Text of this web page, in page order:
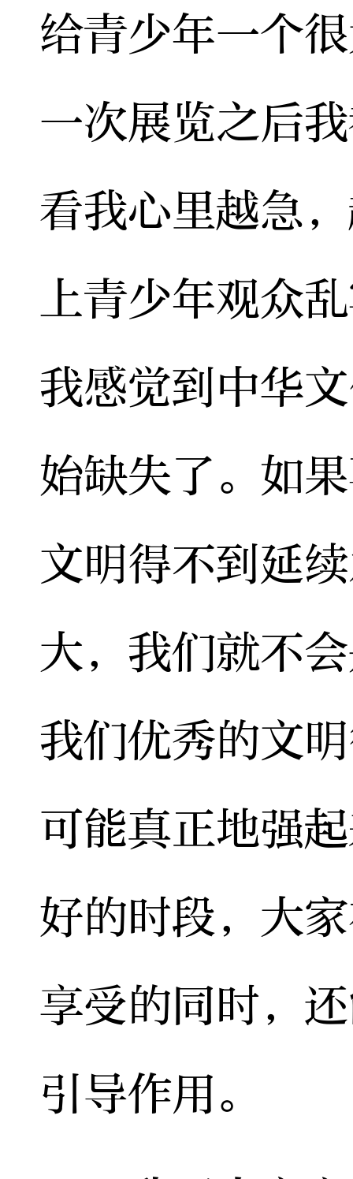
给青少年一个
一次展览之后
看我心里越急
上青少年观众
我感觉到中华
始缺失了。如
文明得不到延
大，我们就不
我们优秀的文
可能真正地强
好的时段，大
享受的同时，
引导作用。